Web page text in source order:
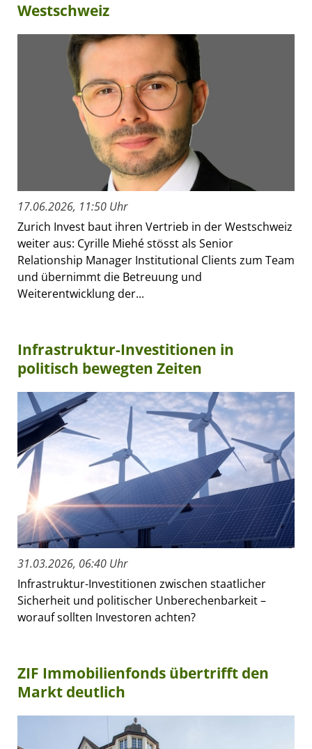
Westschweiz
17.06.2026, 11:50 Uhr
Zurich Invest baut ihren Vertrieb in der Westschweiz
weiter aus: Cyrille Miehé stösst als Senior
Relationship Manager Institutional Clients zum Team
und übernimmt die Betreuung und
Weiterentwicklung der...
Infrastruktur-Investitionen in
politisch bewegten Zeiten
31.03.2026, 06:40 Uhr
Infrastruktur-Investitionen zwischen staatlicher
Sicherheit und politischer Unberechenbarkeit –
worauf sollten Investoren achten?
ZIF Immobilienfonds übertrifft den
Markt deutlich